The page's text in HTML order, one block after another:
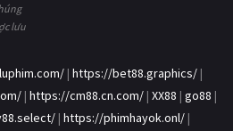
lưu
| https://bet88.graphics/ |
| https://cm88.cn.com/ | XX88 | go88 |
| https://phimhayok.onl/ |